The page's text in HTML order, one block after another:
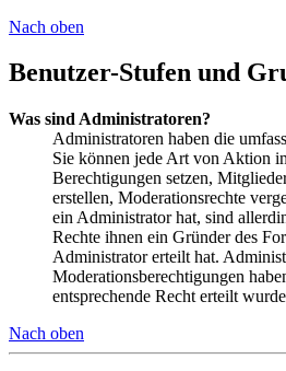
Nach oben
Benutzer-Stufen und
Was sind Administratoren?
Administratoren haben die
Sie können jede Art von Aktion
Berechtigungen setzen,
erstellen, Moderationsrechte
ein Administrator hat, sind
Rechte ihnen ein Gründer des
Administrator erteilt hat.
Moderationsberechtigungen
entsprechende Recht erteilt
Nach oben